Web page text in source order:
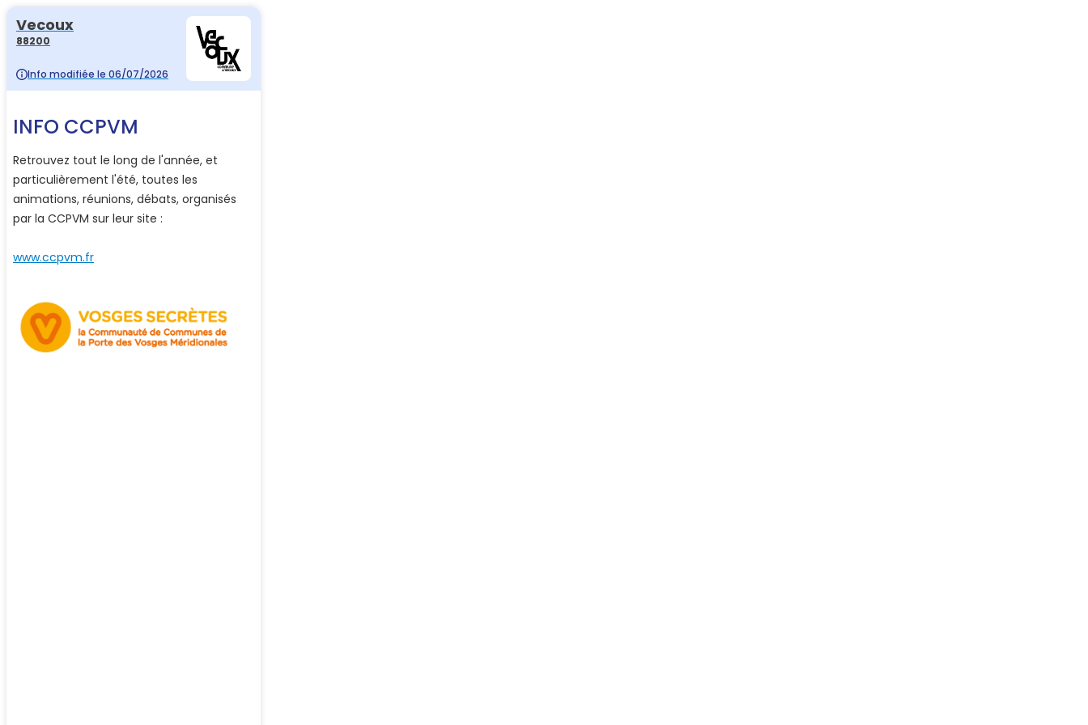
Vecoux
88200
Info modifiée le 06/07/2026
INFO CCPVM
Retrouvez tout le long de l'année, et
particulièrement l'été, toutes les
animations, réunions, débats, organisés
par la CCPVM sur leur site :
www.ccpvm.fr